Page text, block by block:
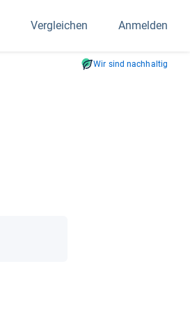
Vergleichen Anmelden
Wir sind nachhaltig